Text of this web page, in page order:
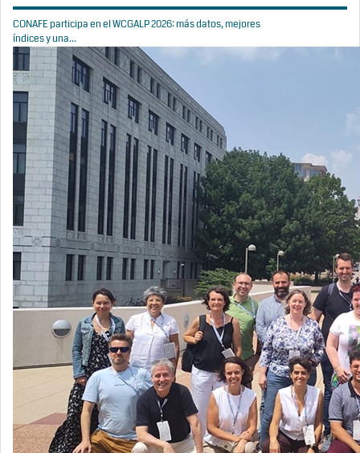
CONAFE participa en el WCGALP 2026: más datos, mejores
índices y una...